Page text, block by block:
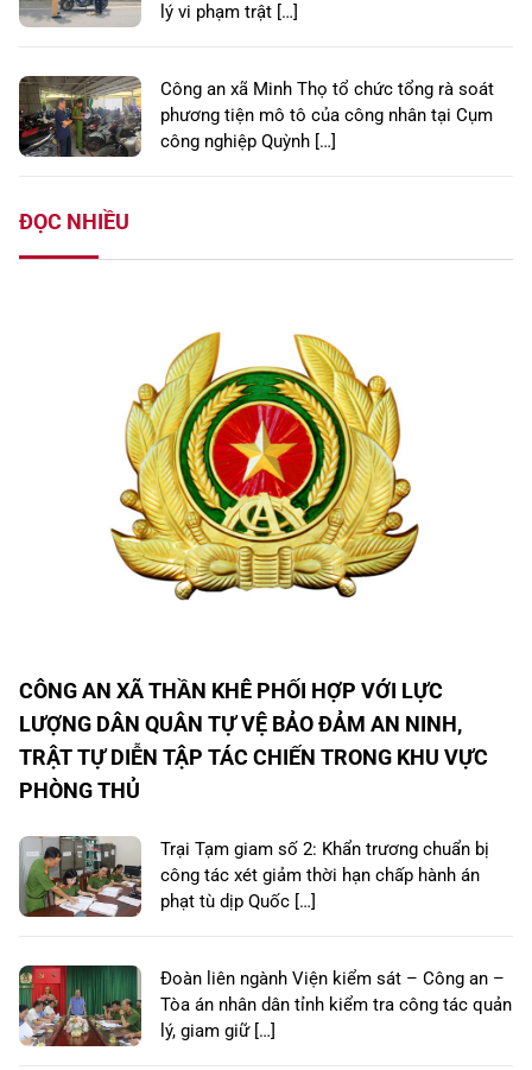
lý vi phạm trật […]
Công an xã Minh Thọ tổ chức tổng rà soát
phương tiện mô tô của công nhân tại Cụm
công nghiệp Quỳnh […]
ĐỌC NHIỀU
CÔNG AN XÃ THẦN KHÊ PHỐI HỢP VỚI LỰC
LƯỢNG DÂN QUÂN TỰ VỆ BẢO ĐẢM AN NINH,
TRẬT TỰ DIỄN TẬP TÁC CHIẾN TRONG KHU VỰC
PHÒNG THỦ
Trại Tạm giam số 2: Khẩn trương chuẩn bị
công tác xét giảm thời hạn chấp hành án
phạt tù dịp Quốc […]
Đoàn liên ngành Viện kiểm sát – Công an –
Tòa án nhân dân tỉnh kiểm tra công tác quản
lý, giam giữ […]